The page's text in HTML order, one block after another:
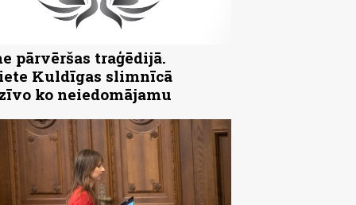
pārvēršas traģēdijā.
Kuldīgas slimnīcā
ko neiedomājamu